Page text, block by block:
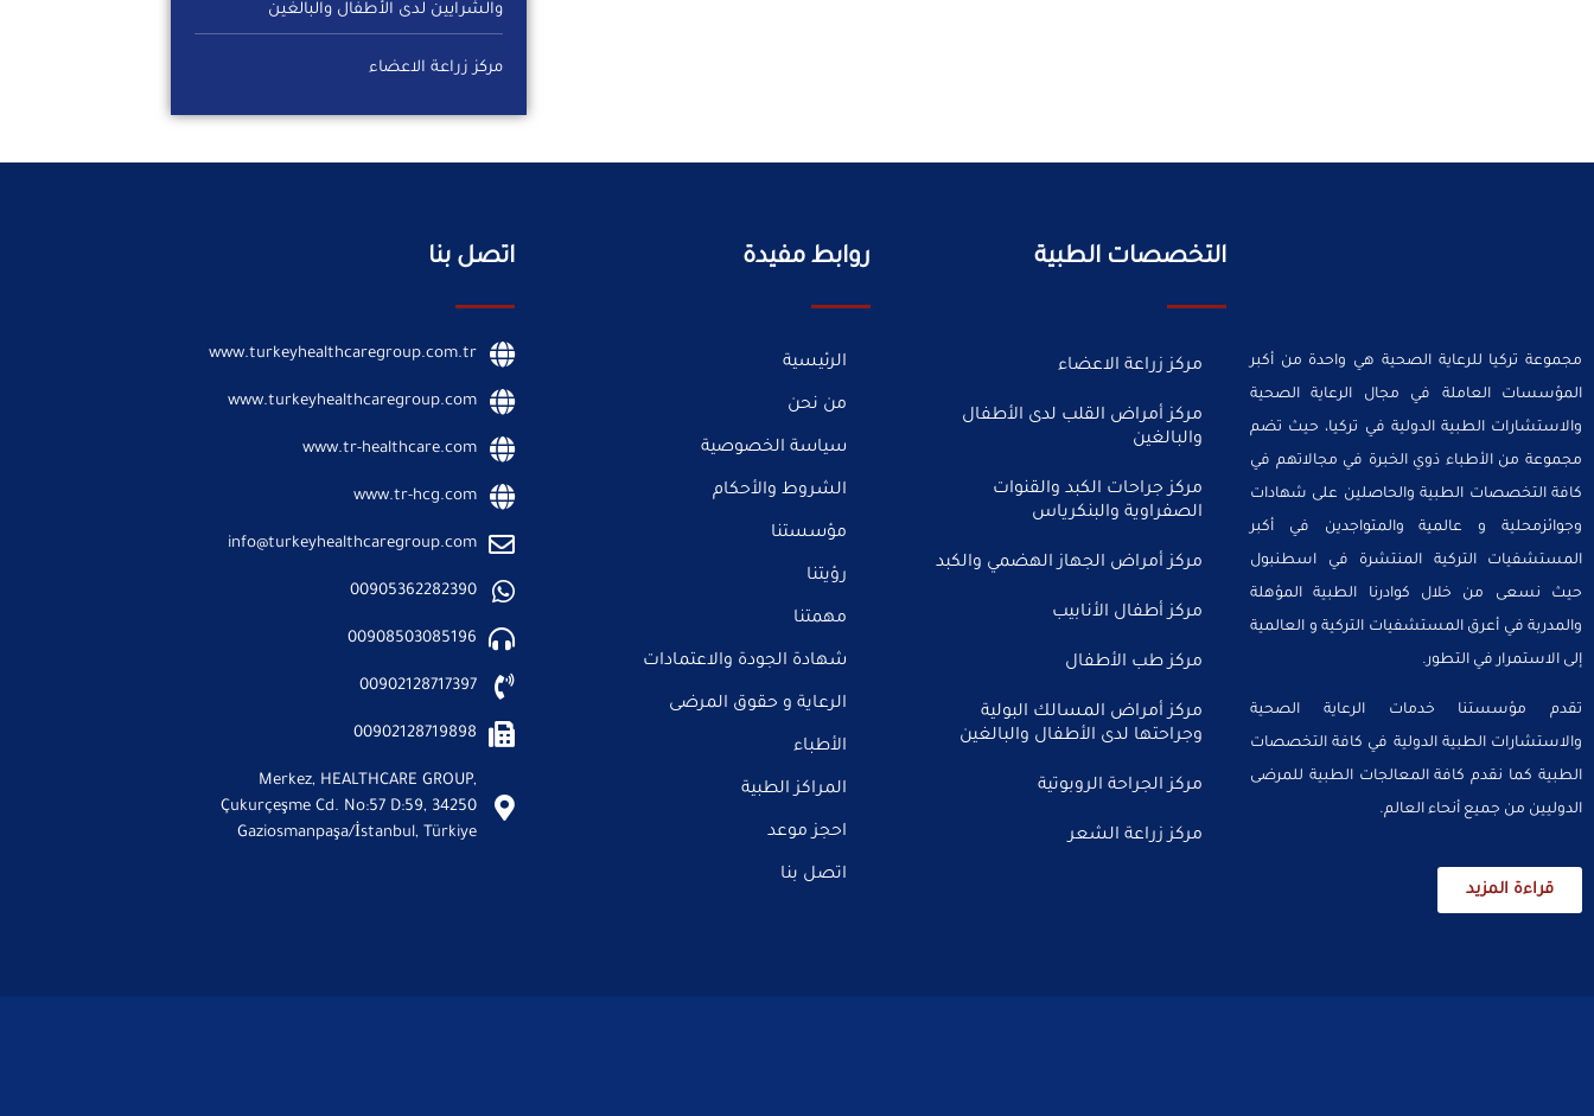
والشرايين لدى الأطفال والبالغين
مركز زراعة الاعضاء
مجموعة تركيا للرعاية الصحية هي واحدة من أكبر
المؤسسات العاملة في مجال الرعاية الصحية
والاستشارات الطبية الدولية في تركيا، حيث تضم
مجموعة من الأطباء ذوي الخبرة في مجالاتهم في
كافة التخصصات الطبية والحاصلين على شهادات
وجوائزمحلية و عالمية والمتواجدين في أكبر
المستشفيات التركية المنتشرة في اسطنبول
حيث نسعى من خلال كوادرنا الطبية المؤهلة
والمدربة في أعرق المستشفيات التركية و العالمية
إلى الاستمرار في التطور.
تقدم مؤسستنا خدمات الرعاية الصحية
والاستشارات الطبية الدولية في كافة التخصصات
الطبية كما نقدم كافة المعالجات الطبية للمرضى
الدوليين من جميع أنحاء العالم.
قراءة المزيد
التخصصات الطبية
مركز زراعة الاعضاء
مركز أمراض القلب لدى الأطفال
والبالغين
مركز جراحات الكبد والقنوات
الصفراوية والبنكرياس
مركز أمراض الجهاز الهضمي والكبد
مركز أطفال الأنابيب
مركز طب الأطفال
مركز أمراض المسالك البولية
وجراحتها لدى الأطفال والبالغين
مركز الجراحة الروبوتية
مركز زراعة الشعر
روابط مفيدة
الرئيسية
من نحن
سياسة الخصوصية
الشروط والأحكام
مؤسستنا
رؤيتنا
مهمتنا
شهادة الجودة والاعتمادات
الرعاية و حقوق المرضى
الأطباء
المراكز الطبية
احجز موعد
اتصل بنا
اتصل بنا
www.turkeyhealthcaregroup.com.tr
www.turkeyhealthcaregroup.com
www.tr-healthcare.com
www.tr-hcg.com
info@turkeyhealthcaregroup.com
00905362282390
00908503085196
00902128717397
00902128719898
Merkez, HEALTHCARE GROUP,
Çukurçeşme Cd. No:57 D:59, 34250
Gaziosmanpaşa/İstanbul, Türkiye